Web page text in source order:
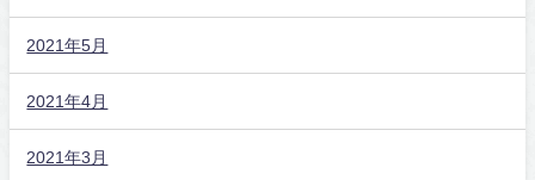
2021年5月
2021年4月
2021年3月